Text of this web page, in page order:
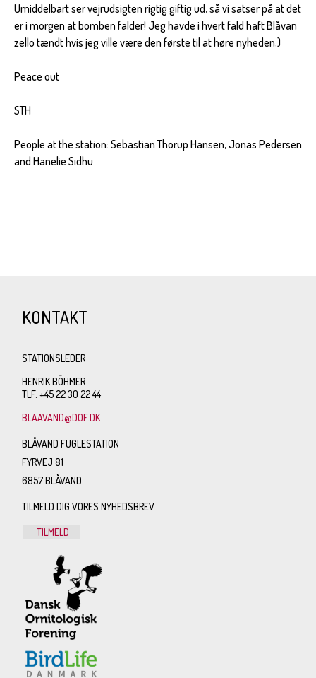
Umiddelbart ser vejrudsigten rigtig giftig ud, så vi satser på at det
er i morgen at bomben falder! Jeg havde i hvert fald haft Blåvan
zello tændt hvis jeg ville være den første til at høre nyheden;)
Peace out
STH
People at the station: Sebastian Thorup Hansen, Jonas Pedersen
and Hanelie Sidhu
KONTAKT
STATIONSLEDER
HENRIK BÖHMER
TLF. +45 22 30 22 44
BLAAVAND@DOF.DK
BLÅVAND FUGLESTATION
FYRVEJ 81
6857 BLÅVAND
TILMELD DIG VORES NYHEDSBREV
TILMELD